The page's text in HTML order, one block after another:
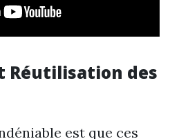
Réutilisation des
est que ces